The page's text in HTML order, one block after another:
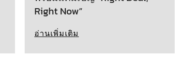
Right Now”
อ่านเพิ่มเติม